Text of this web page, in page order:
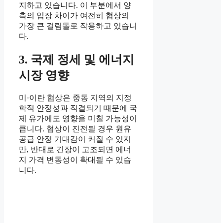
지하고 있습니다. 이 부분에서 양
측의 입장 차이가 여전히 협상의
가장 큰 걸림돌로 작용하고 있습니
다.
3. 국제 정세 및 에너지
시장 영향
미·이란 협상은 중동 지역의 지정
학적 안정성과 직결되기 때문에 국
제 유가에도 영향을 미칠 가능성이
큽니다. 협상이 진전될 경우 원유
공급 안정 기대감이 커질 수 있지
만, 반대로 긴장이 고조되면 에너
지 가격 변동성이 확대될 수 있습
니다.